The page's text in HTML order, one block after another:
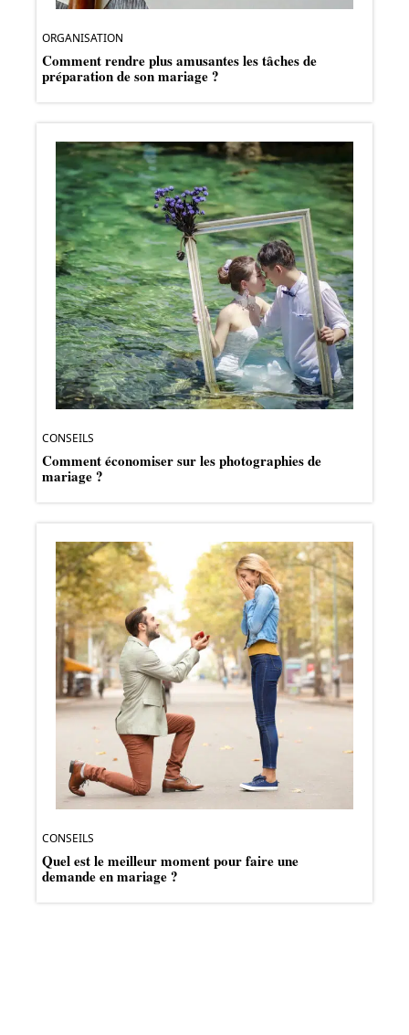
ORGANISATION
Comment rendre plus amusantes les tâches de
préparation de son mariage ?
CONSEILS
Comment économiser sur les photographies de
mariage ?
CONSEILS
Quel est le meilleur moment pour faire une
demande en mariage ?